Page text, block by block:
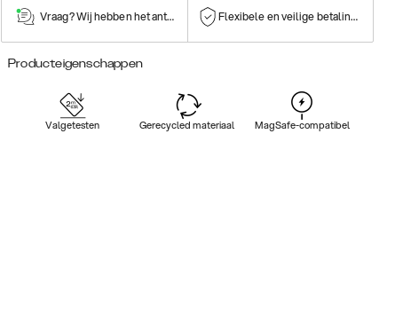
Vraag? Wij hebben het antwoord! Flexibele en veilige betalingen
Producteigenschappen
Valgetesten Gerecycled materiaal MagSafe-compatibel